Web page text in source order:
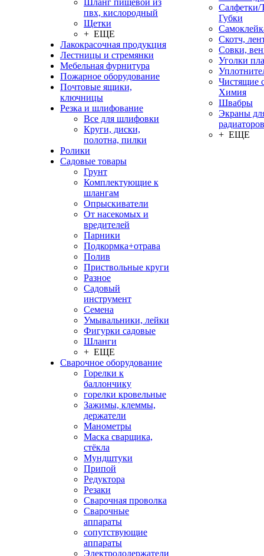
Шланг пищевой из
пвх, кислородный
Щетки
+ ЕЩЕ
Лакокрасочная продукция
Лестницы и стремянки
Мебельная фурнитура
Пожарное оборудование
Почтовые ящики,
ключницы
Резка и шлифование
Все для шлифовки
Круги, диски,
полотна, пилки
Ролики
Садовые товары
Грунт
Комплектующие к
шлангам
Опрыскиватели
От насекомых и
вредителей
Парники
Подкормка+отрава
Полив
Приствольные круги
Разное
Садовый
инструмент
Семена
Умывальники, лейки
Фигурки садовые
Шланги
+ ЕЩЕ
Сварочное оборудование
Горелки к
баллончику
горелки кровельные
Зажимы, клеммы,
держатели
Манометры
Маска сварщика,
стёкла
Мундштуки
Припой
Редуктора
Резаки
Сварочная проволка
Сварочные
аппараты
сопутствующие
аппараты
Электрододержатели
Салфетки/
Губки
Скотч,
Совки,
Уголки
Чистящие
Химия
Швабры
Экраны
радиаторов
+ ЕЩЕ